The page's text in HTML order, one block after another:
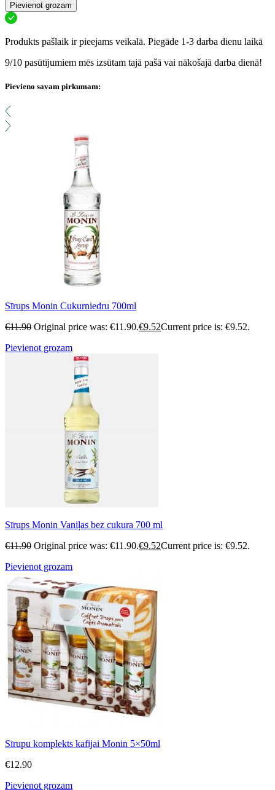
Pievienot grozam
Produkts pašlaik ir pieejams veikalā. Piegāde 1-3 darba dienu laikā
9/10 pasūtījumiem mēs izsūtam tajā pašā vai nākošajā darba dienā!
Pievieno savam pirkumam:
Sīrups Monin Cukurniedru 700ml
€11.90 Original price was: €11.90.€9.52Current price is: €9.52.
Pievienot grozam
Sīrups Monin Vaniļas bez cukura 700 ml
€11.90 Original price was: €11.90.€9.52Current price is: €9.52.
Pievienot grozam
Sīrupu komplekts kafijai Monin 5×50ml
€12.90
Pievienot grozam